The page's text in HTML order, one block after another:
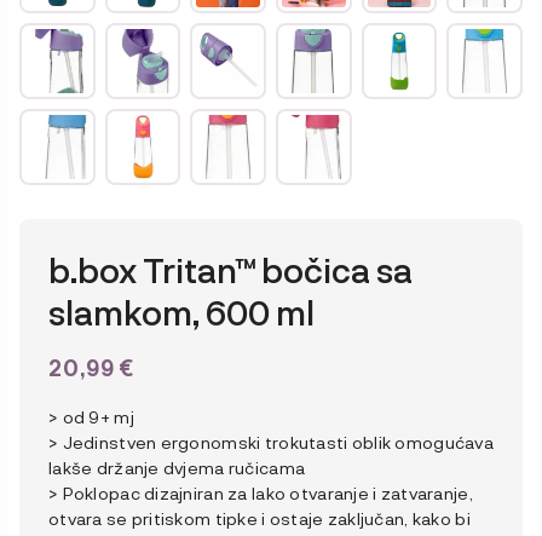
b.box Tritan™ bočica sa
slamkom, 600 ml
20,99 €
> od 9+ mj
> Jedinstven ergonomski trokutasti oblik omogućava
lakše držanje dvjema ručicama
> Poklopac dizajniran za lako otvaranje i zatvaranje,
otvara se pritiskom tipke i ostaje zaključan, kako bi